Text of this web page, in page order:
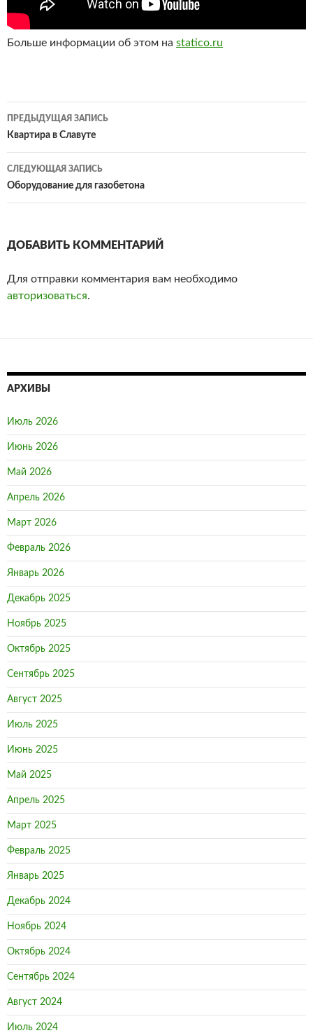
Больше информации об этом на statico.ru
Навигация
по
записям
ПРЕДЫДУЩАЯ ЗАПИСЬ
Квартира в Славуте
СЛЕДУЮЩАЯ ЗАПИСЬ
Оборудование для газобетона
ДОБАВИТЬ КОММЕНТАРИЙ
Для отправки комментария вам необходимо
авторизоваться.
АРХИВЫ
Июль 2026
Июнь 2026
Май 2026
Апрель 2026
Март 2026
Февраль 2026
Январь 2026
Декабрь 2025
Ноябрь 2025
Октябрь 2025
Сентябрь 2025
Август 2025
Июль 2025
Июнь 2025
Май 2025
Апрель 2025
Март 2025
Февраль 2025
Январь 2025
Декабрь 2024
Ноябрь 2024
Октябрь 2024
Сентябрь 2024
Август 2024
Июль 2024